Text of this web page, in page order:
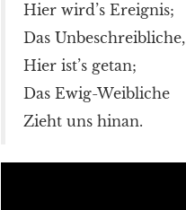
Hier wird’s Ereignis;
Das Unbeschreibliche,
Hier ist’s getan;
Das Ewig-Weibliche
Zieht uns hinan.